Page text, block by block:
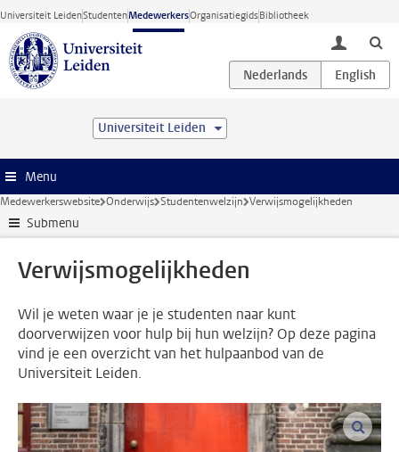
Ga direct naar de inhoud
Universiteit LeidenStudentenMedewerkersOrganisatiegidsBibliotheek
toggle
Universiteit Leiden
Menu
Medewerkerswebsite Onderwijs Studentenwelzijn Verwijsmogelijkheden
Submenu
Verwijsmogelijkheden
Wil je weten waar je je studenten naar kunt
doorverwijzen voor hulp bij hun welzijn? Op deze pagina
vind je een overzicht van het hulpaanbod van de
Universiteit Leiden.